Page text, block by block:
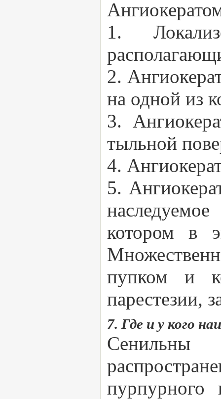
1.
2.
на одной из
3.
тыльной
4.
5.
котором в
пупком и
парестезии,
7. Где и у кого
Сенильны